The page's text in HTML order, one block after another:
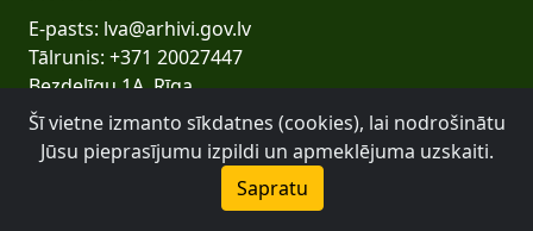
E-pasts: lva@arhivi.gov.lv
Tālrunis: +371 20027447
Bezdelīgu 1A, Rīga
Latvijas Valsts arhīvs
Šī vietne izmanto sīkdatnes (cookies), lai nodrošinātu
Jūsu pieprasījumu izpildi un apmeklējuma uzskaiti.
Sapratu